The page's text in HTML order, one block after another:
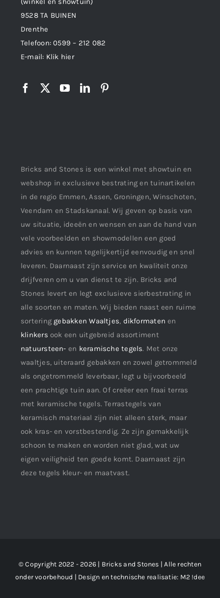
9528 TA BUINEN
Drenthe
Telefoon:0599 – 212 082
E-mail: Klik hier
Bricks and Stones is een winkel met showtuin en
webshop in exclusieve bestrating en tuinartikelen
in de regio Emmen, Assen, Groningen, Winschoten,
Veendam en Stadskanaal. Wij geven op basis van
uw situatie, ideeën en wensen en aan de hand van
vele voorbeelden en showmodellen een goed
advies en kunnen tegelijkertijd eenvoudig en snel
leveren. Daarnaast zijn service en kwaliteit onze
drijfveren om u van dienst te zijn. Bricks and
Stones levert en legt exclusieve sierbestrating in
alle soorten en maten. Wij bieden naast een ruime
sortering gebakken Waaltjes, dikformaten en
klinkers ook een uitgebreid assortiment
natuursteen- en keramische tegels. Met onze
waaltjes, uiteraard gebakken en zowel getrommeld
als ongetrommeld leverbaar, legt u bijvoorbeeld
een prachtige tuin aan. Of creëer een fraai terras
met keramische tegels. Terrastegels van
keramisch materiaal zijn niet alleen sterk, maar
ook kras- en vorstbestendig. Ze zijn gemakkelijk
schoon te maken en worden niet glad, wat uw
eigen veiligheid ten goede komt. Daarnaast zijn
deze tegels kleur- en maatvast.
© Copyright 2022 - 2026 | Bricks and Stones | Alle rechten
onder voorbehoud | Design en technische realisatie: M2 !dee